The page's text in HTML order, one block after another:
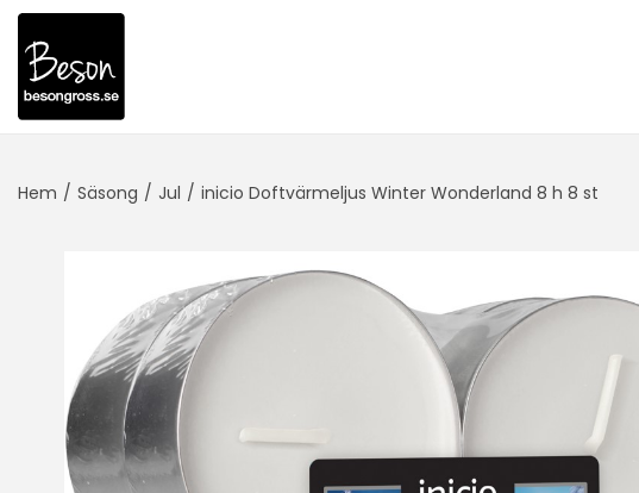
Hem / Säsong / Jul / inicio Doftvärmeljus Winter Wonderland 8 h 8 st